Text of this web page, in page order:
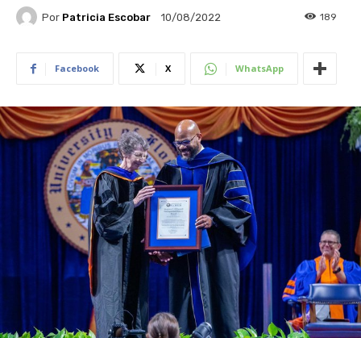
Por Patricia Escobar 10/08/2022 189
Facebook X WhatsApp